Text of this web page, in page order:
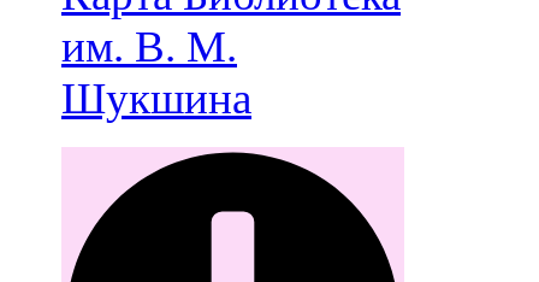
им. В. М.
Шукшина